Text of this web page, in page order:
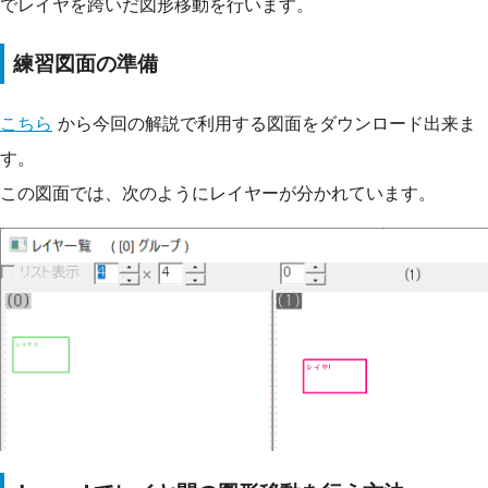
練習図面の準備
こちら から今回の解説で利用する図面をダウンロード出来ま
す。
この図面では、次のようにレイヤーが分かれています。